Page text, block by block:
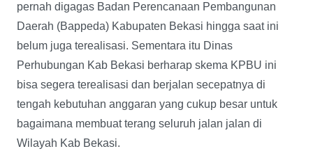
pernah digagas Badan Perencanaan Pembangunan
Daerah (Bappeda) Kabupaten Bekasi hingga saat ini
belum juga terealisasi. Sementara itu Dinas
Perhubungan Kab Bekasi berharap skema KPBU ini
bisa segera terealisasi dan berjalan secepatnya di
tengah kebutuhan anggaran yang cukup besar untuk
bagaimana membuat terang seluruh jalan jalan di
Wilayah Kab Bekasi.